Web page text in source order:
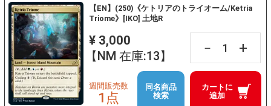
【EN】(250)《ケトリアのトライオーム/Ketria
Triome》[IKO] 土地R
¥ 3,000
【NM 在庫:13】
－ +
カートに
追加
週間販売数
1点
同名商品
検索